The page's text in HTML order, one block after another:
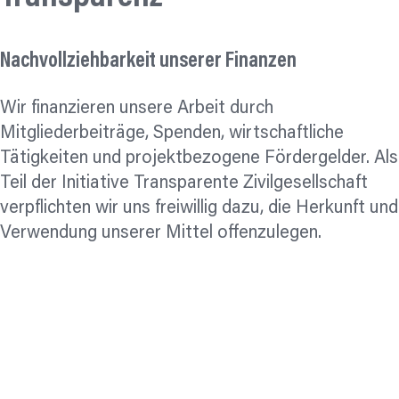
Nachvollziehbarkeit unserer Finanzen
Wir finanzieren unsere Arbeit durch
Mitgliederbeiträge, Spenden, wirtschaftliche
Tätigkeiten und projektbezogene Fördergelder. Als
Teil der Initiative Transparente Zivilgesellschaft
verpflichten wir uns freiwillig dazu, die Herkunft und
Verwendung unserer Mittel offenzulegen.